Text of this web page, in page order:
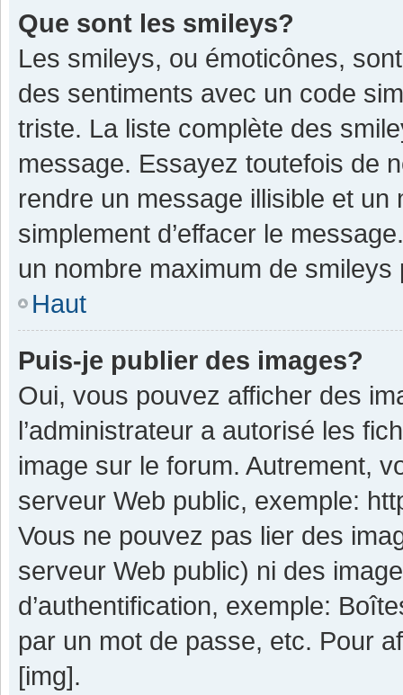
Que sont les smileys?
Les smileys, ou émoticônes,
des sentiments avec un code
triste. La liste complète des
message. Essayez toutefois de
rendre un message illisible et
simplement d’effacer le
un nombre maximum de smileys
Haut
Puis-je publier des images?
Oui, vous pouvez afficher des
l’administrateur a autorisé les
image sur le forum. Autrement,
serveur Web public, exemple:
Vous ne pouvez pas lier des
serveur Web public) ni des
d’authentification, exemple:
par un mot de passe, etc. Pour
[img].